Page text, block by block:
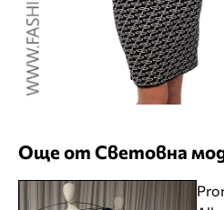
Още от Световна